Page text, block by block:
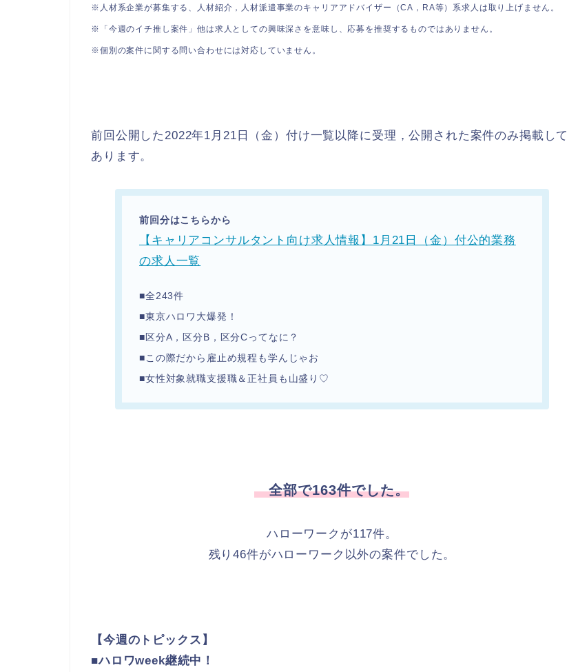
※人材系企業が募集する、人材紹介，人材派遣事業のキャリアアドバイザー（CA，RA等）系求人は取り上げません。
※「今週のイチ推し案件」他は求人としての興味深さを意味し、応募を推奨するものではありません。
※個別の案件に関する問い合わせには対応していません。
前回公開した2022年1月21日（金）付け一覧以降に受理，公開された案件のみ掲載して
あります。
前回分はこちらから
【キャリアコンサルタント向け求人情報】1月21日（金）付公的業務
の求人一覧
■全243件
■東京ハロワ大爆発！
■区分A，区分B，区分Cってなに？
■この際だから雇止め規程も学んじゃお
■女性対象就職支援職＆正社員も山盛り♡
全部で163件でした。
ハローワークが117件。
残り46件がハローワーク以外の案件でした。
【今週のトピックス】
■ハロワweek継続中！